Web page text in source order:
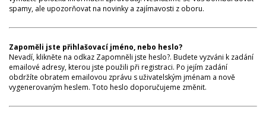
spamy, ale upozorňovat na novinky a zajímavosti z oboru.
Zapoměli jste přihlašovací jméno, nebo heslo?
Nevadí, klikněte na odkaz Zapomněli jste heslo?. Budete vyzváni k zadání
emailové adresy, kterou jste použili při registraci. Po jejím zadání
obdržíte obratem emailovou zprávu s uživatelským jménam a nově
vygenerovaným heslem. Toto heslo doporučujeme změnit.